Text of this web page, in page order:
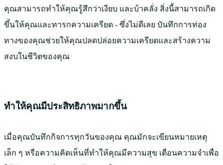
คุณสามารถทำให้คุณรู้สึกว่าเงียบ และบ้าคลั่ง สิ่งนี้สามารถเกิด
ขึ้นให้คุณและทารกความเครียด - ซึ่งไม่ดีเลย บันทึกการท่อง
ทางของคุณช่วยให้คุณปลดปล่อยความเครียดและสร้างความ
สงบในชีวิตของคุณ
ทำให้คุณมีประสิทธิภาพมากขึ้น
เมื่อคุณบันทึกกิจการทุกวันของคุณ คุณมักจะเขียนหมายเหตุ
เล็ก ๆ หรือความคิดเห็นที่ทำให้คุณมีความสุข เตือนความจำเพื่อ